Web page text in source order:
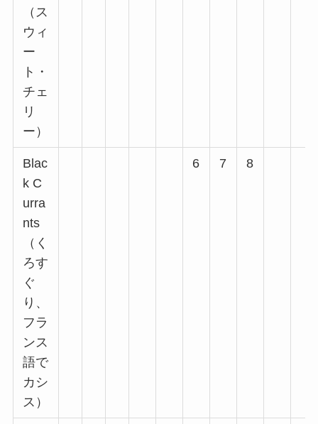
（ス
ウィ
ー
ト・
チェ
リ
ー）
Blac
k C
urra
nts
（く
ろす
ぐ
り、
フラ
ンス
語で
カシ
ス）
6 7 8